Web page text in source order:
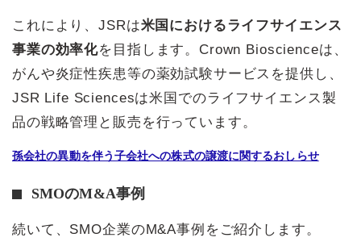
これにより、JSRは米国におけるライフサイエンス
事業の効率化を目指します。Crown Bioscienceは、
がんや炎症性疾患等の薬効試験サービスを提供し、
JSR Life Sciencesは米国でのライフサイエンス製
品の戦略管理と販売を行っています。
孫会社の異動を伴う子会社への株式の譲渡に関するおしらせ
SMOのM&A事例
続いて、SMO企業のM&A事例をご紹介します。